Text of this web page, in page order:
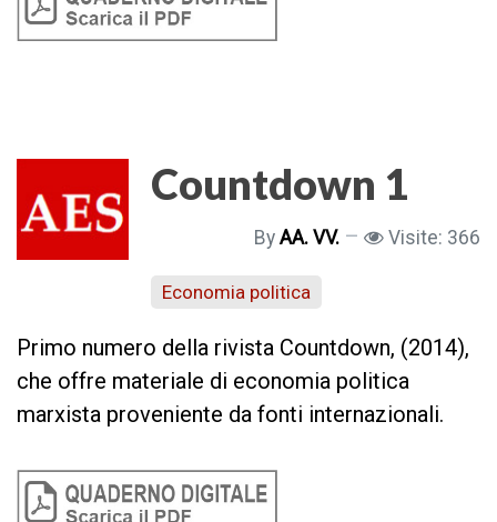
Countdown 1
By AA. VV. Visite: 366
Economia politica
Primo numero della rivista Countdown, (2014),
che offre materiale di economia politica
marxista proveniente da fonti internazionali.